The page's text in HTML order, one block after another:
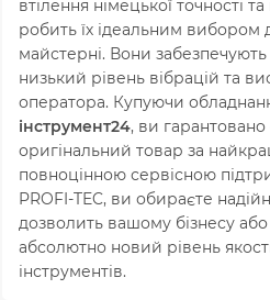
втілення німецької точності
робить їх ідеальним вибором
майстерні. Вони забезпечують
низький рівень вібрацій та
оператора. Купуючи
інструмент24, ви
оригінальний товар за
повноцінною сервісною
PROFI-TEC, ви обираєте
дозволить вашому бізнесу
абсолютно новий рівень
інструментів.